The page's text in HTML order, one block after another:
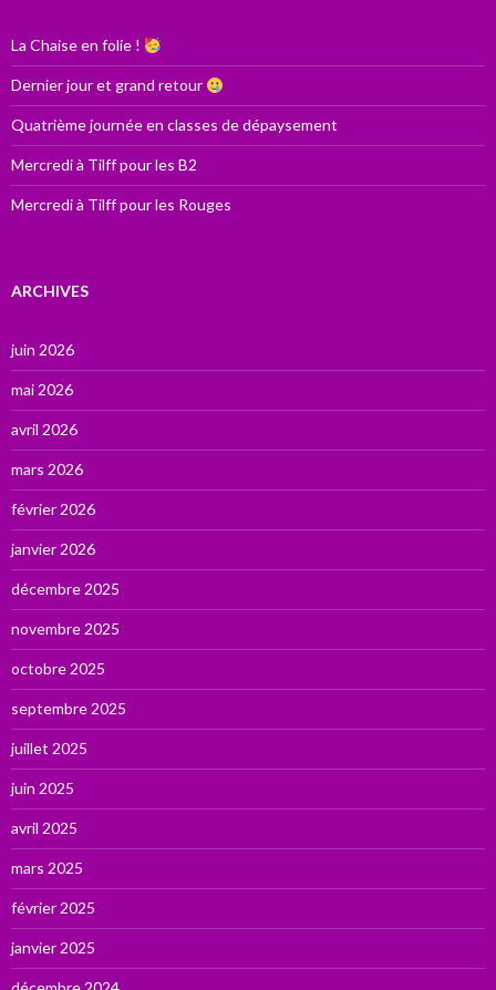
La Chaise en folie !
Dernier jour et grand retour
Quatrième journée en classes de dépaysement
Mercredi à Tilff pour les B2
Mercredi à Tilff pour les Rouges
ARCHIVES
juin 2026
mai 2026
avril 2026
mars 2026
février 2026
janvier 2026
décembre 2025
novembre 2025
octobre 2025
septembre 2025
juillet 2025
juin 2025
avril 2025
mars 2025
février 2025
janvier 2025